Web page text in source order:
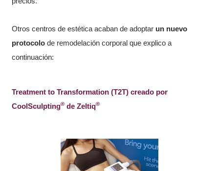
Otros centros de estética acaban de adoptar un nuevo
protocolo de remodelación corporal que explico a
continuación:
Treatment to Transformation (T2T) creado por
CoolSculpting® de Zeltiq®